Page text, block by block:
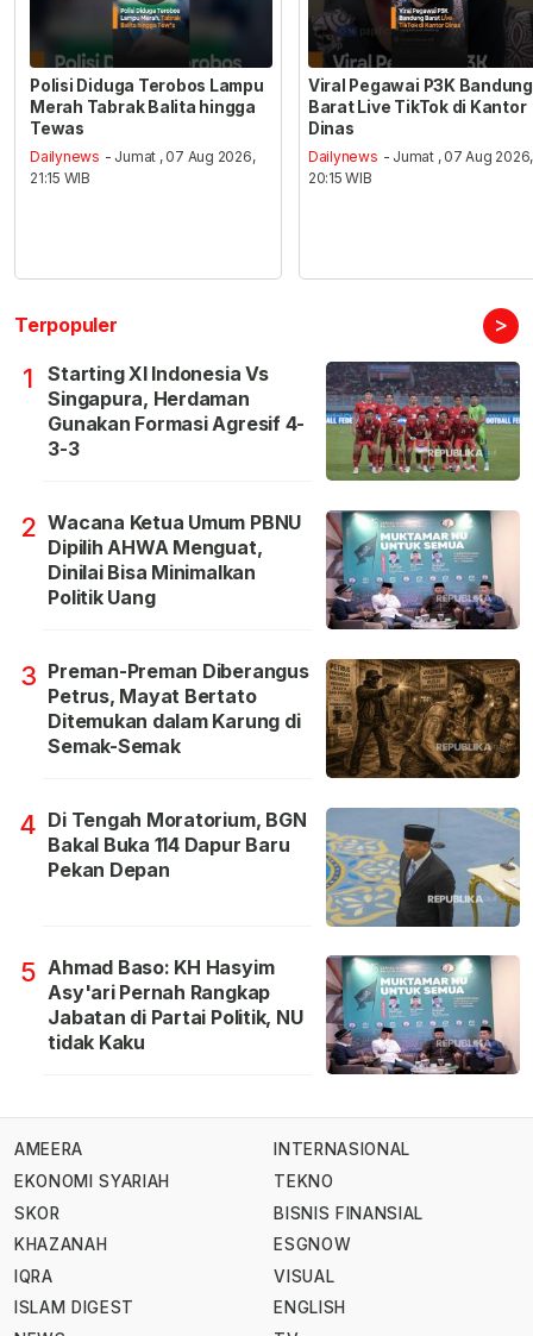
Polisi Diduga Terobos Lampu
Merah Tabrak Balita hingga
Tewas
Dailynews - Jumat , 07 Aug 2026,
21:15 WIB
Viral Pegawai P3K Bandung
Barat Live TikTok di Kantor
Dinas
Dailynews - Jumat , 07 Aug 2026,
20:15 WIB
Terpopuler >
1
Starting XI Indonesia Vs
Singapura, Herdaman
Gunakan Formasi Agresif 4-
3-3
2 Wacana Ketua Umum PBNU
Dipilih AHWA Menguat,
Dinilai Bisa Minimalkan
Politik Uang
3 Preman-Preman Diberangus
Petrus, Mayat Bertato
Ditemukan dalam Karung di
Semak-Semak
4 Di Tengah Moratorium, BGN
Bakal Buka 114 Dapur Baru
Pekan Depan
5 Ahmad Baso: KH Hasyim
Asy'ari Pernah Rangkap
Jabatan di Partai Politik, NU
tidak Kaku
AMEERA
EKONOMI SYARIAH
SKOR
KHAZANAH
IQRA
ISLAM DIGEST
INTERNASIONAL
TEKNO
BISNIS FINANSIAL
ESGNOW
VISUAL
ENGLISH